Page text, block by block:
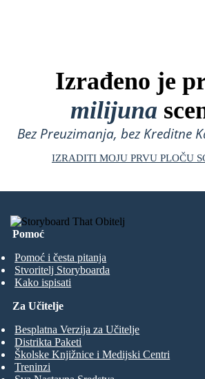
Izrađeno je
milijuna
Bez Preuzimanja, bez Kreditne
IZRADITI MOJU PRVU PLOČU
Pomoć
Pomoć i česta pitanja
Stvoritelj Storyboarda
Kako ispisati
Za Učitelje
Besplatna Verzija za Učitelje
Distrikta Paketi
Školske Knjižnice i Medijski Centri
Treninzi